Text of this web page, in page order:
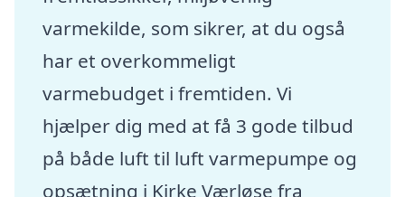
varmekilde, som sikrer, at du også
har et overkommeligt
varmebudget i fremtiden. Vi
hjælper dig med at få 3 gode tilbud
på både luft til luft varmepumpe og
opsætning i Kirke Værløse fra